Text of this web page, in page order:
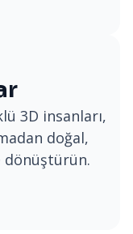
3D insanları,
doğal,
dönüştürün.